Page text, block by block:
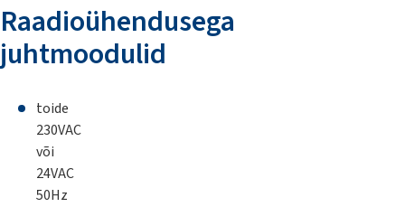
Raadioühendusega
juhtmoodulid
toide
230VAC
või
24VAC
50Hz